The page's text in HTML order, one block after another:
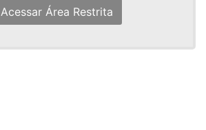
Área Restrita